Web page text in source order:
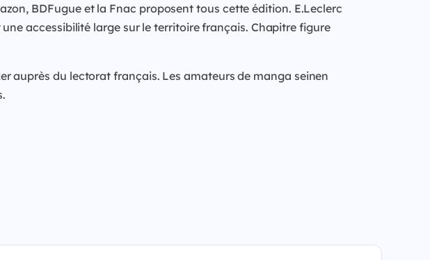
BDFugue et la Fnac proposent tous cette édition. E.Leclerc
accessibilité large sur le territoire français. Chapitre figure
auprès du lectorat français. Les amateurs de manga seinen